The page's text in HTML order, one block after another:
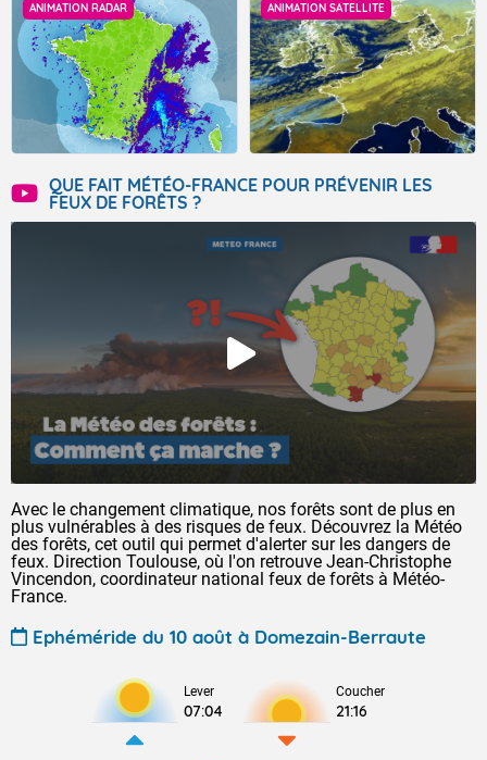
ANIMATION RADAR ANIMATION SATELLITE
QUE FAIT MÉTÉO-FRANCE POUR PRÉVENIR LES
FEUX DE FORÊTS ?
Avec le changement climatique, nos forêts sont de plus en
plus vulnérables à des risques de feux. Découvrez la Météo
des forêts, cet outil qui permet d'alerter sur les dangers de
feux. Direction Toulouse, où l'on retrouve Jean-Christophe
Vincendon, coordinateur national feux de forêts à Météo-
France.
Ephéméride du 10 août à Domezain-Berraute
Lever
07:04
Coucher
21:16